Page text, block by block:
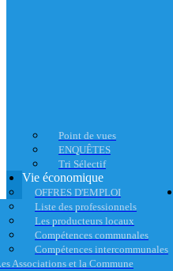
Point de vues
ENQUÊTES
Tri Sélectif
Vie économique
OFFRES D'EMPLOI
Liste des professionnels
Les producteurs locaux
Compétences communales
Compétences intercommunales
Associations et la Commune